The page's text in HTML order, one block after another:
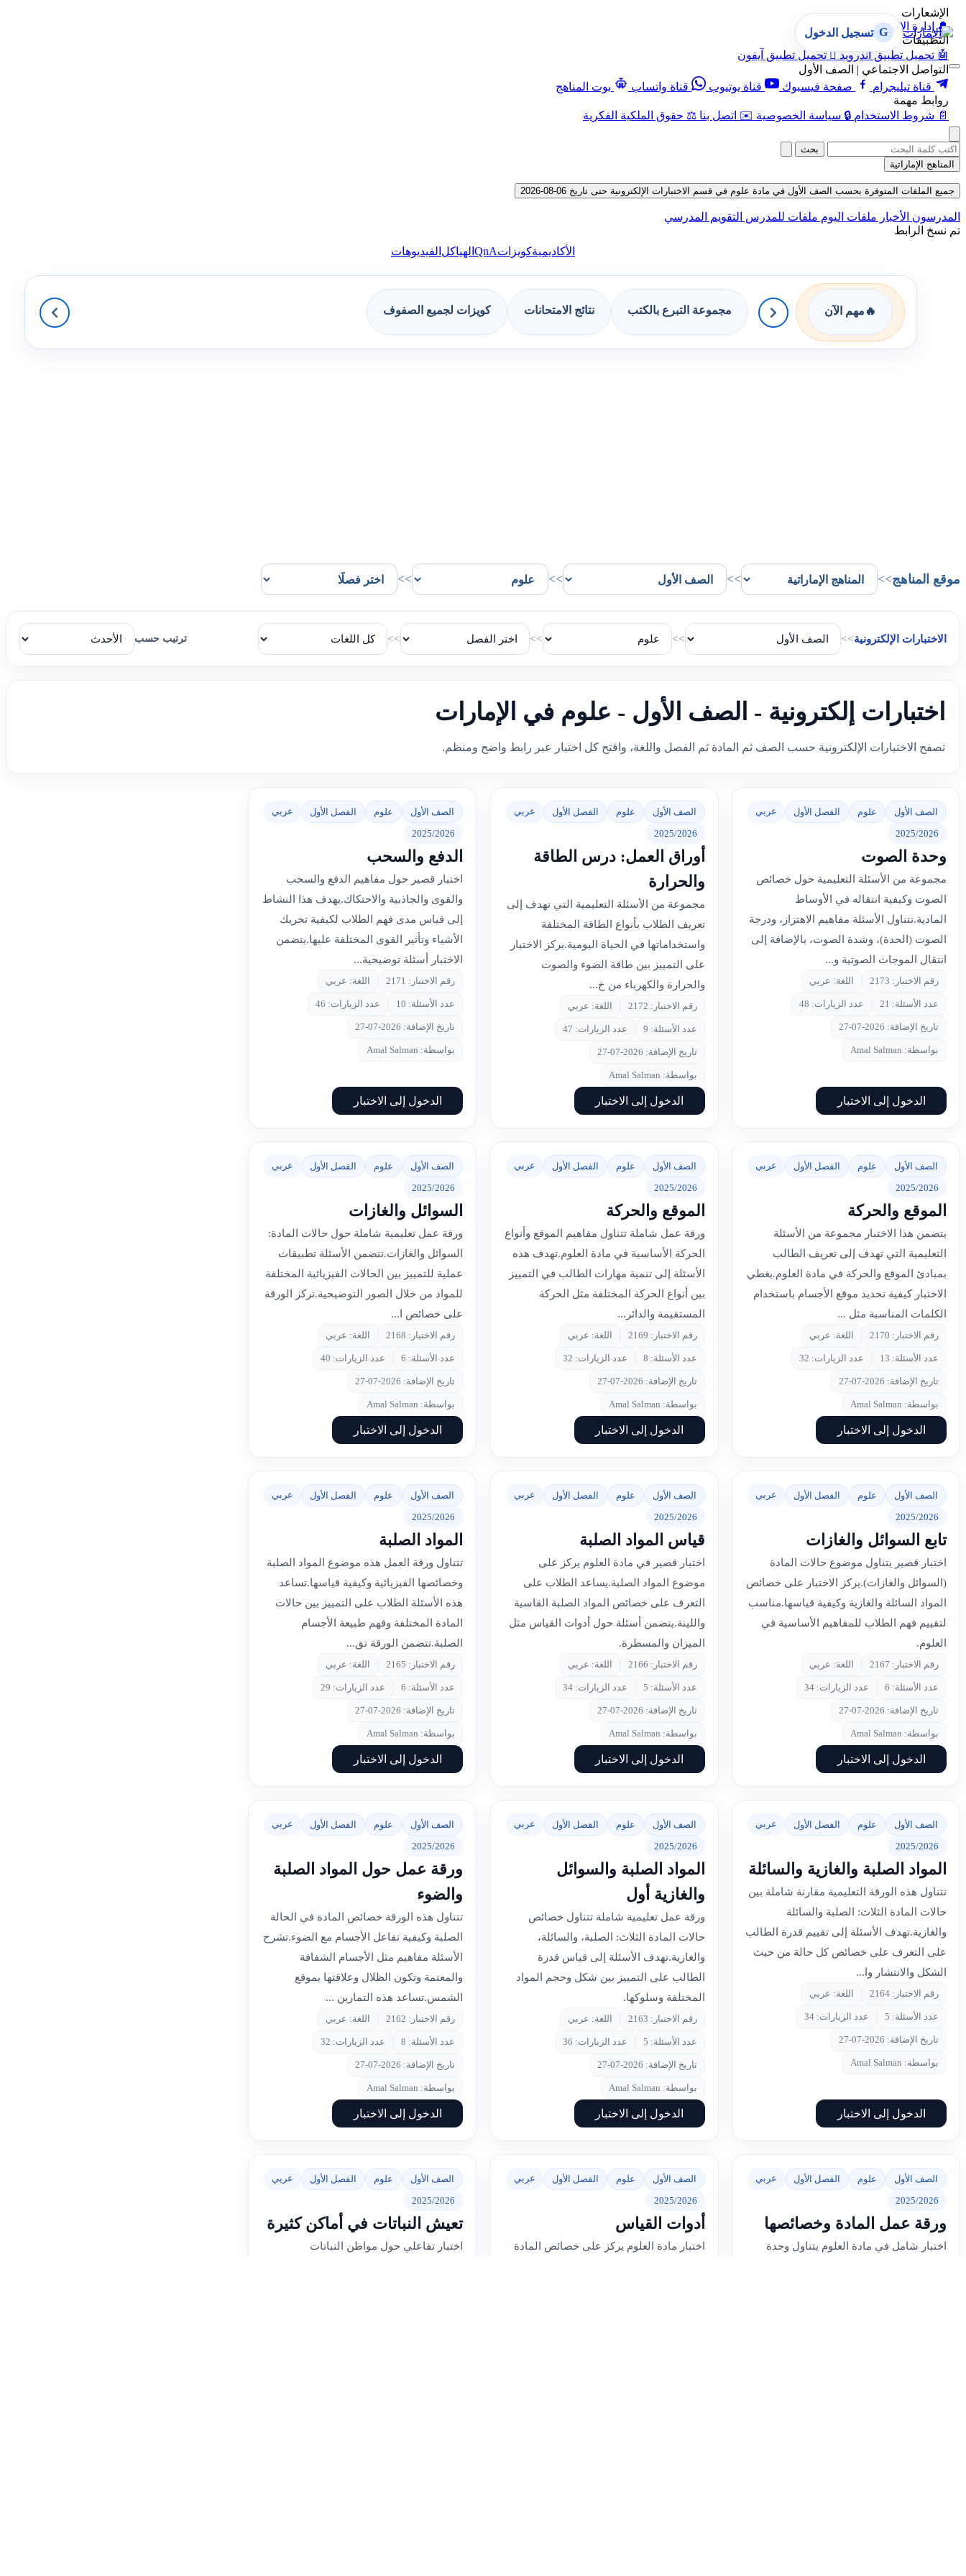
الإشعارات
🔔 إدارة الإشعارات
التطبيقات
🤖 تحميل تطبيق أندرويد  تحميل تطبيق آيفون
التواصل الاجتماعي | الصف الأول
قناة تيليجرام
صفحة فيسبوك قناة يوتيوب قناة واتساب
بوت المناهج
روابط مهمة
📄 شروط الاستخدام 🔒 سياسة الخصوصية ✉️ اتصل بنا ⚖️ حقوق الملكية الفكرية
G تسجيل الدخول
بحث
المناهج الإماراتية
جميع الملفات المتوفرة بحسب الصف الأول في مادة علوم في قسم الاختبارات الإلكترونية حتى تاريخ 06-08-2026
المدرسون الأخبار ملفات اليوم ملفات للمدرس التقويم المدرسي
تم نسخ الرابط
الأكاديميةكويزاتQnA الهياكل الفيديوهات
🔥 مهم الآن مجموعة التبرع بالكتب نتائج الامتحانات كويزات لجميع الصفوف
موقع المناهج>>
>>
>>
>>
الاختبارات الإلكترونية>>
>>
>>
>> ترتيب حسب
اختبارات إلكترونية - الصف الأول - علوم في الإمارات
تصفح الاختبارات الإلكترونية حسب الصف ثم المادة ثم الفصل واللغة، وافتح كل اختبار عبر رابط واضح ومنظم.
الصف الأول علوم الفصل الأول عربي
2025/2026
وحدة الصوت
مجموعة من الأسئلة التعليمية حول خصائص
الصوت وكيفية انتقاله في الأوساط
المادية.تتناول الأسئلة مفاهيم الاهتزاز، ودرجة
الصوت (الحدة)، وشدة الصوت، بالإضافة إلى
انتقال الموجات الصوتية و...
رقم الاختبار: 2173 اللغة: عربي
عدد الأسئلة: 21 عدد الزيارات: 48
تاريخ الإضافة: 2026-07-27
بواسطة: Amal Salman
الدخول إلى الاختبار
الصف الأول علوم الفصل الأول عربي
2025/2026
أوراق العمل: درس الطاقة
والحرارة
مجموعة من الأسئلة التعليمية التي تهدف إلى
تعريف الطلاب بأنواع الطاقة المختلفة
واستخداماتها في الحياة اليومية.يركز الاختبار
على التمييز بين طاقة الضوء والصوت
والحرارة والكهرباء من خ...
رقم الاختبار: 2172 اللغة: عربي
عدد الأسئلة: 9 عدد الزيارات: 47
تاريخ الإضافة: 2026-07-27
بواسطة: Amal Salman
الدخول إلى الاختبار
الصف الأول علوم الفصل الأول عربي
2025/2026
الدفع والسحب
اختبار قصير حول مفاهيم الدفع والسحب
والقوى والجاذبية والاحتكاك.يهدف هذا النشاط
إلى قياس مدى فهم الطلاب لكيفية تحريك
الأشياء وتأثير القوى المختلفة عليها.يتضمن
الاختبار أسئلة توضيحية...
رقم الاختبار: 2171 اللغة: عربي
عدد الأسئلة: 10 عدد الزيارات: 46
تاريخ الإضافة: 2026-07-27
بواسطة: Amal Salman
الدخول إلى الاختبار
الصف الأول علوم الفصل الأول عربي
2025/2026
الموقع والحركة
يتضمن هذا الاختبار مجموعة من الأسئلة
التعليمية التي تهدف إلى تعريف الطالب
بمبادئ الموقع والحركة في مادة العلوم.يغطي
الاختبار كيفية تحديد موقع الأجسام باستخدام
الكلمات المناسبة مثل ...
رقم الاختبار: 2170 اللغة: عربي
عدد الأسئلة: 13 عدد الزيارات: 32
تاريخ الإضافة: 2026-07-27
بواسطة: Amal Salman
الدخول إلى الاختبار
الصف الأول علوم الفصل الأول عربي
2025/2026
الموقع والحركة
ورقة عمل شاملة تتناول مفاهيم الموقع وأنواع
الحركة الأساسية في مادة العلوم.تهدف هذه
الأسئلة إلى تنمية مهارات الطالب في التمييز
بين أنواع الحركة المختلفة مثل الحركة
المستقيمة والدائر...
رقم الاختبار: 2169 اللغة: عربي
عدد الأسئلة: 8 عدد الزيارات: 32
تاريخ الإضافة: 2026-07-27
بواسطة: Amal Salman
الدخول إلى الاختبار
الصف الأول علوم الفصل الأول عربي
2025/2026
السوائل والغازات
ورقة عمل تعليمية شاملة حول حالات المادة:
السوائل والغازات.تتضمن الأسئلة تطبيقات
عملية للتمييز بين الحالات الفيزيائية المختلفة
للمواد من خلال الصور التوضيحية.تركز الورقة
على خصائص ا...
رقم الاختبار: 2168 اللغة: عربي
عدد الأسئلة: 6 عدد الزيارات: 40
تاريخ الإضافة: 2026-07-27
بواسطة: Amal Salman
الدخول إلى الاختبار
الصف الأول علوم الفصل الأول عربي
2025/2026
تابع السوائل والغازات
اختبار قصير يتناول موضوع حالات المادة
(السوائل والغازات).يركز الاختبار على خصائص
المواد السائلة والغازية وكيفية قياسها.مناسب
لتقييم فهم الطلاب للمفاهيم الأساسية في
العلوم.
رقم الاختبار: 2167 اللغة: عربي
عدد الأسئلة: 6 عدد الزيارات: 34
تاريخ الإضافة: 2026-07-27
بواسطة: Amal Salman
الدخول إلى الاختبار
الصف الأول علوم الفصل الأول عربي
2025/2026
قياس المواد الصلبة
اختبار قصير في مادة العلوم يركز على
موضوع المواد الصلبة.يساعد الطلاب على
التعرف على خصائص المواد الصلبة القاسية
واللينة.يتضمن أسئلة حول أدوات القياس مثل
الميزان والمسطرة.
رقم الاختبار: 2166 اللغة: عربي
عدد الأسئلة: 5 عدد الزيارات: 34
تاريخ الإضافة: 2026-07-27
بواسطة: Amal Salman
الدخول إلى الاختبار
الصف الأول علوم الفصل الأول عربي
2025/2026
المواد الصلبة
تتناول ورقة العمل هذه موضوع المواد الصلبة
وخصائصها الفيزيائية وكيفية قياسها.تساعد
هذه الأسئلة الطلاب على التمييز بين حالات
المادة المختلفة وفهم طبيعة الأجسام
الصلبة.تتضمن الورقة تق...
رقم الاختبار: 2165 اللغة: عربي
عدد الأسئلة: 6 عدد الزيارات: 29
تاريخ الإضافة: 2026-07-27
بواسطة: Amal Salman
الدخول إلى الاختبار
الصف الأول علوم الفصل الأول عربي
2025/2026
المواد الصلبة والغازية والسائلة
تتناول هذه الورقة التعليمية مقارنة شاملة بين
حالات المادة الثلاث: الصلبة والسائلة
والغازية.تهدف الأسئلة إلى تقييم قدرة الطالب
على التعرف على خصائص كل حالة من حيث
الشكل والانتشار وا...
رقم الاختبار: 2164 اللغة: عربي
عدد الأسئلة: 5 عدد الزيارات: 34
تاريخ الإضافة: 2026-07-27
بواسطة: Amal Salman
الدخول إلى الاختبار
الصف الأول علوم الفصل الأول عربي
2025/2026
المواد الصلبة والسوائل
والغازية أول
ورقة عمل تعليمية شاملة تتناول خصائص
حالات المادة الثلاث: الصلبة، والسائلة،
والغازية.تهدف الأسئلة إلى قياس قدرة
الطالب على التمييز بين شكل وحجم المواد
المختلفة وسلوكها.
رقم الاختبار: 2163 اللغة: عربي
عدد الأسئلة: 5 عدد الزيارات: 36
تاريخ الإضافة: 2026-07-27
بواسطة: Amal Salman
الدخول إلى الاختبار
الصف الأول علوم الفصل الأول عربي
2025/2026
ورقة عمل حول المواد الصلبة
والضوء
تتناول هذه الورقة خصائص المادة في الحالة
الصلبة وكيفية تفاعل الأجسام مع الضوء.تشرح
الأسئلة مفاهيم مثل الأجسام الشفافة
والمعتمة وتكون الظلال وعلاقتها بموقع
الشمس.تساعد هذه التمارين ...
رقم الاختبار: 2162 اللغة: عربي
عدد الأسئلة: 8 عدد الزيارات: 32
تاريخ الإضافة: 2026-07-27
بواسطة: Amal Salman
الدخول إلى الاختبار
الصف الأول علوم الفصل الأول عربي
2025/2026
ورقة عمل المادة وخصائصها
اختبار شامل في مادة العلوم يتناول وحدة
الصف الأول علوم الفصل الأول عربي
2025/2026
أدوات القياس
اختبار مادة العلوم يركز على خصائص المادة
الصف الأول علوم الفصل الأول عربي
2025/2026
تعيش النباتات في أماكن كثيرة
اختبار تفاعلي حول مواطن النباتات